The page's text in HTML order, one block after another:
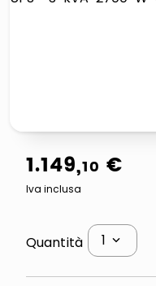
1.149,10 €
Iva inclusa
Quantità 1